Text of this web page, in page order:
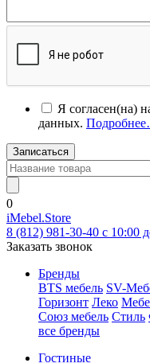
Я согласен(на)
данных.
Записаться
0
iMebel.Store
8 (812) 981-30-40 c 10:00
Заказать звонок
Бренды
BTS мебель SV-
Горизонт Леко
Союз мебель Стиль
все бренды
Гостиные